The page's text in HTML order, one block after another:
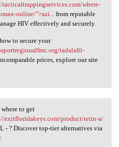
where-
online/">azi...
from reputable
HIV effectively and securely.
to secure your
tadalafil-
prices, explore our site
where to get [URL
to get
exitfloridakeys.com/product/retin-a/
- ? Discover top-tier alternatives via